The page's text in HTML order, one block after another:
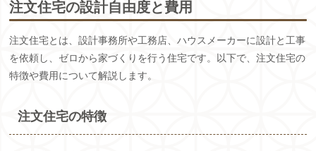
注文住宅の設計自由度と費用
注文住宅とは、設計事務所や工務店、ハウスメーカーに設計と工事
を依頼し、ゼロから家づくりを行う住宅です。以下で、注文住宅の
特徴や費用について解説します。
注文住宅の特徴